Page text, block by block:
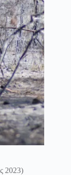
2023)